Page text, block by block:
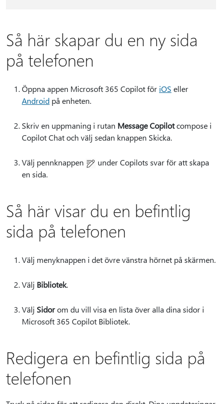
Så här skapar du en ny sida
på telefonen
Öppna appen Microsoft 365 Copilot för iOS eller
Android på enheten.
Skriv en uppmaning i rutan Message Copilotcompose i
Copilot Chat och välj sedan knappen Skicka.
Välj pennknappen
under Copilots svar för att skapa
en sida.
Så här visar du en befintlig
sida på telefonen
Välj menyknappen i det övre vänstra hörnet på skärmen.
Välj Bibliotek.
Välj Sidorom du vill visa en lista över alla dina sidor i
Microsoft 365 Copilot Bibliotek.
Redigera en befintlig sida på
telefonen